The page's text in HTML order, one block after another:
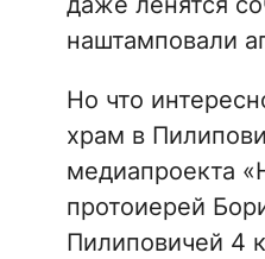
наштамповали
Но что
храм в
медиапроекта
протоиерей
Пилиповичей 4